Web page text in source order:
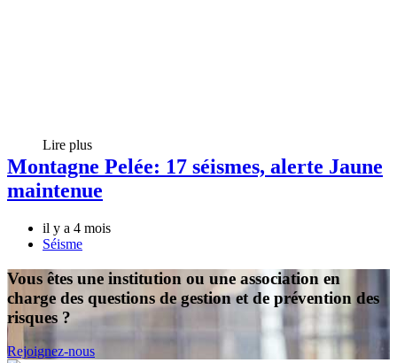
Lire plus
Montagne Pelée: 17 séismes, alerte Jaune
maintenue
il y a 4 mois
Séisme
Vous êtes une institution ou une association en
charge des questions de gestion et de prévention des
risques ?
Rejoignez-nous